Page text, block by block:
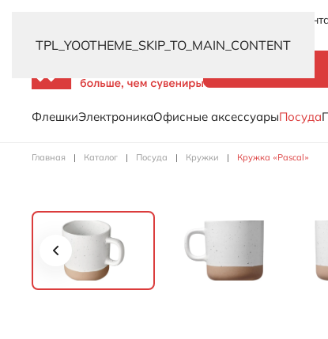
TPL_YOOTHEME_SKIP_TO_MAIN_CONTENT
ФлешкиЭлектроникаОфисные аксессуарыПосуда
Главная Каталог Посуда Кружки Кружка «Pascal»